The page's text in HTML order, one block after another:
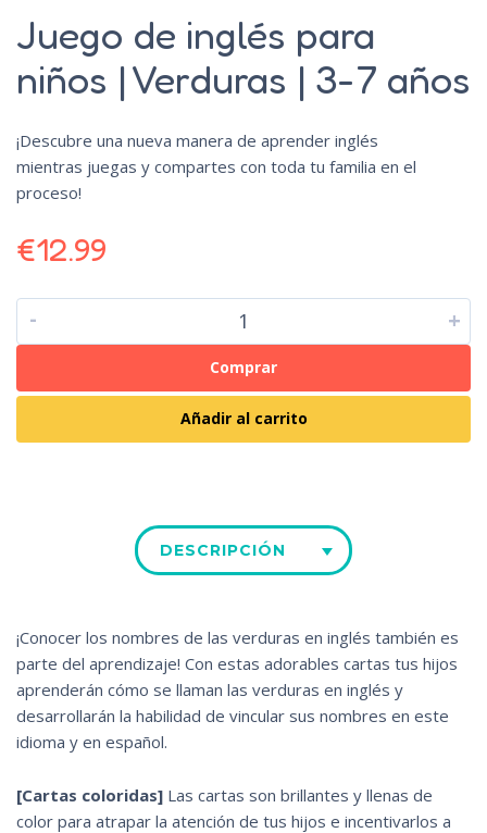
Juego de inglés para
niños | Verduras | 3-7 años
¡Descubre una nueva manera de aprender inglés
mientras juegas y compartes con toda tu familia en el
proceso!
€12.99
- +
Comprar
Añadir al carrito
DESCRIPCIÓN
¡Conocer los nombres de las verduras en inglés también es
parte del aprendizaje! Con estas adorables cartas tus hijos
aprenderán cómo se llaman las verduras en inglés y
desarrollarán la habilidad de vincular sus nombres en este
idioma y en español.
[Cartas coloridas] Las cartas son brillantes y llenas de
color para atrapar la atención de tus hijos e incentivarlos a